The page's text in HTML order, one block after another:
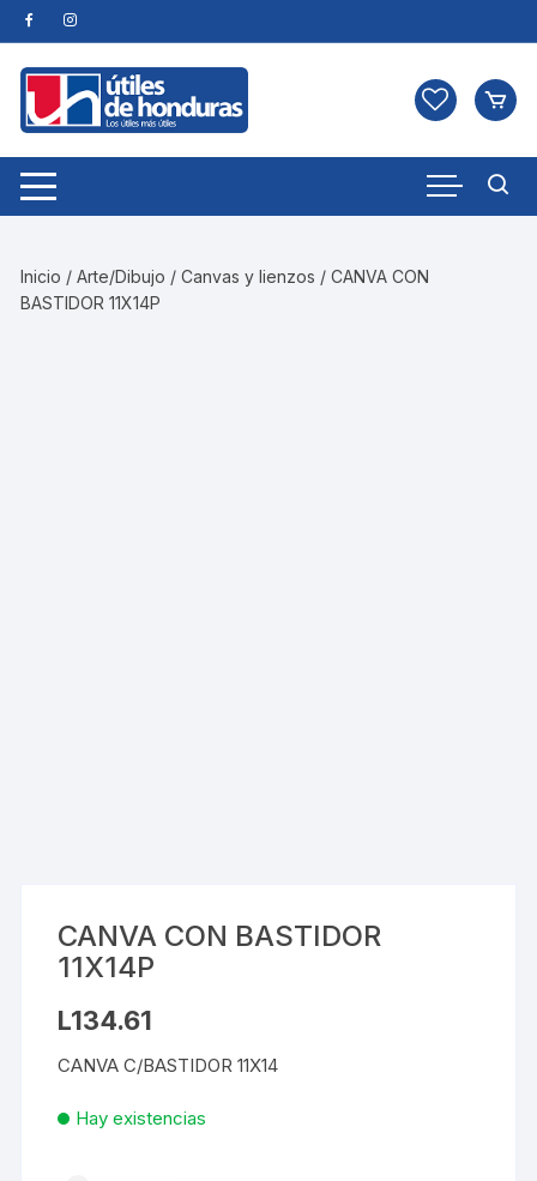
Skip
to
content
Inicio /Arte/Dibujo /Canvas y lienzos / CANVA CON
BASTIDOR 11X14P
CANVA CON BASTIDOR
11X14P
L134.61
CANVA C/BASTIDOR 11X14
Hay existencias